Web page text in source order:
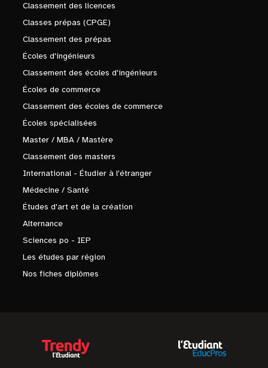
Classement des licences
Classes prépas (CPGE)
Classement des prépas
Écoles d'ingénieurs
Classement des écoles d'ingénieurs
Écoles de commerce
Classement des écoles de commerce
Écoles spécialisées
Master / MBA / Mastère
Classement des masters
International - Étudier à l'étranger
Médecine / Santé
Études d'art et de la création
Alternance
Sciences po - IEP
Les études par région
Nos fiches diplômes